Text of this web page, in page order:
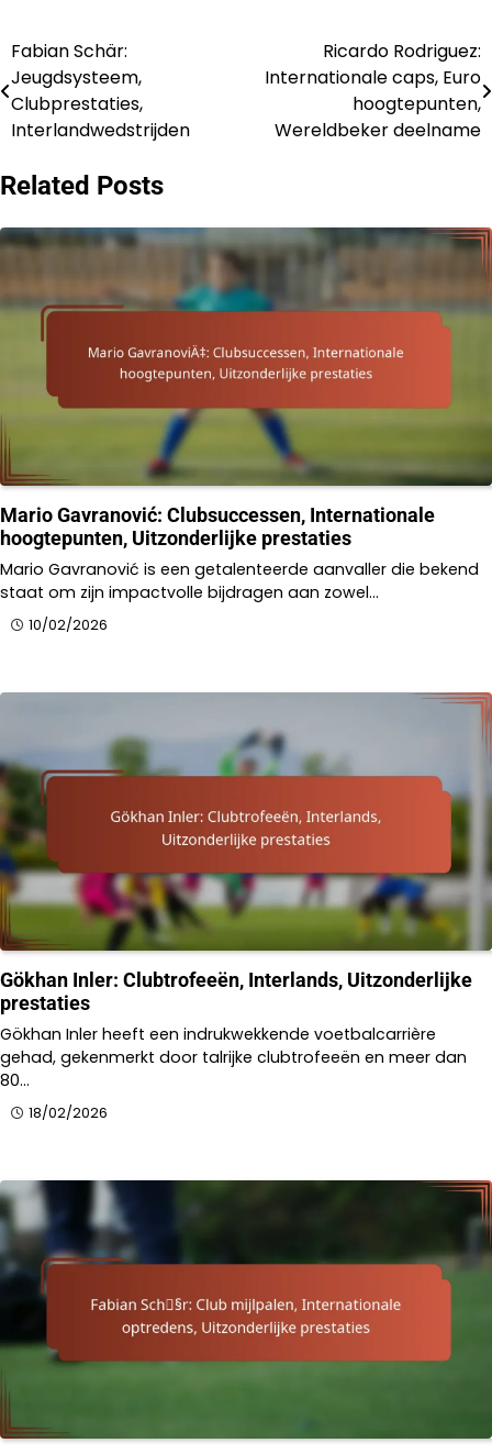
Post
navigation
Fabian Schär:
Jeugdsysteem,
Clubprestaties,
Interlandwedstrijden
Ricardo Rodriguez:
Internationale caps, Euro
hoogtepunten,
Wereldbeker deelname
Related Posts
Mario Gavranović: Clubsuccessen, Internationale
hoogtepunten, Uitzonderlijke prestaties
Mario Gavranović is een getalenteerde aanvaller die bekend
staat om zijn impactvolle bijdragen aan zowel…
10/02/2026
Gökhan Inler: Clubtrofeeën, Interlands, Uitzonderlijke
prestaties
Gökhan Inler heeft een indrukwekkende voetbalcarrière
gehad, gekenmerkt door talrijke clubtrofeeën en meer dan
80…
18/02/2026